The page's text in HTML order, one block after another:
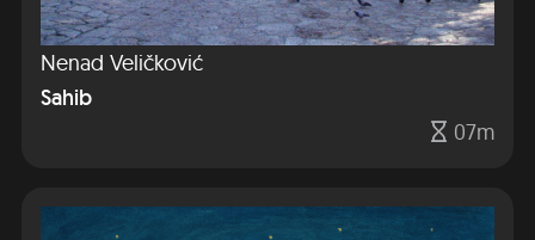
Sahib
Nenad Veličković
07m